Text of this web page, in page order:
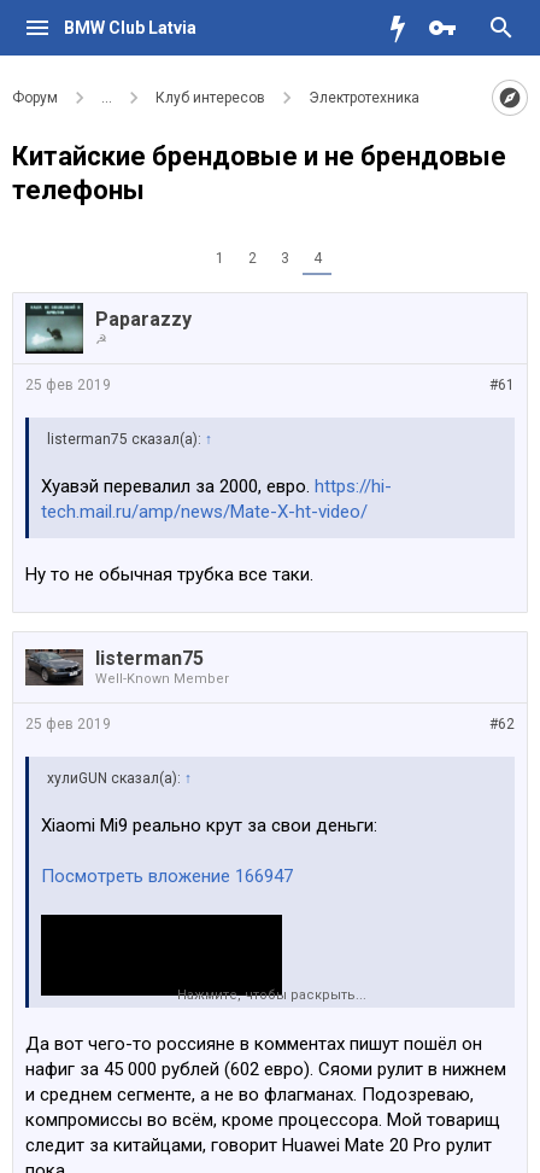
BMW Club Latvia
Форум ... Клуб интересов Электротехника
Китайские брендовые и не брендовые
телефоны
1 2 3 4
Paparazzy
☭
#61
25 фев 2019
listerman75 сказал(а): ↑
Хуавэй перевалил за 2000, евро. https://hi-
tech.mail.ru/amp/news/Mate-X-ht-video/
Ну то не обычная трубка все таки.
listerman75
Well-Known Member
#62
25 фев 2019
хулиGUN сказал(а): ↑
Xiaomi Mi9 реально крут за свои деньги:
Посмотреть вложение 166947
Нажмите, чтобы раскрыть...
Да вот чего-то россияне в комментах пишут пошёл он
нафиг за 45 000 рублей (602 евро). Сяоми рулит в нижнем
и среднем сегменте, а не во флагманах. Подозреваю,
компромиссы во всём, кроме процессора. Мой товарищ
следит за китайцами, говорит Huawei Mate 20 Pro рулит